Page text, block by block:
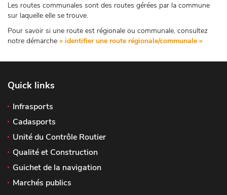
Les routes communales sont des routes gérées par la commune
sur laquelle elle se trouve.
Pour savoir si une route est régionale ou communale, consultez
notre démarche « identifier une route régionale/communale »
Quick links
Infrasports
Cadasports
Unité du Contrôle Routier
Qualité et Construction
Guichet de la navigation
Marchés publics